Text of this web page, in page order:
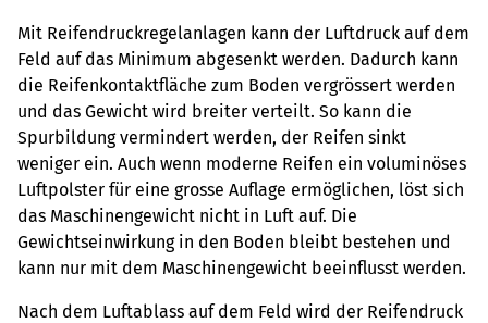
Mit Reifendruckregelanlagen kann der Luftdruck auf dem
Feld auf das Minimum abgesenkt werden. Dadurch kann
die Reifenkontaktfläche zum Boden vergrössert werden
und das Gewicht wird breiter verteilt. So kann die
Spurbildung vermindert werden, der Reifen sinkt
weniger ein. Auch wenn moderne Reifen ein voluminöses
Luftpolster für eine grosse Auflage ermöglichen, löst sich
das Maschinengewicht nicht in Luft auf. Die
Gewichtseinwirkung in den Boden bleibt bestehen und
kann nur mit dem Maschinengewicht beeinflusst werden.
Nach dem Luftablass auf dem Feld wird der Reifendruck